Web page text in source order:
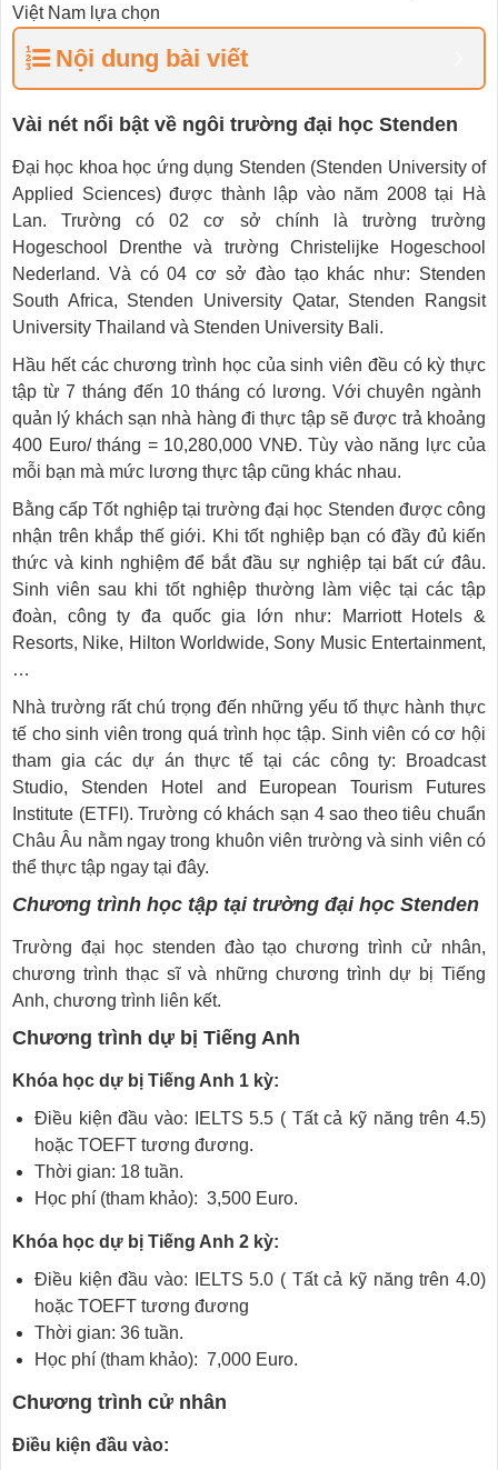
Việt Nam lựa chọn
Nội dung bài viết
Vài nét nổi bật về ngôi trường đại học Stenden
Đại học khoa học ứng dụng Stenden (Stenden University of
Applied Sciences) được thành lập vào năm 2008 tại Hà
Lan. Trường có 02 cơ sở chính là trường trường
Hogeschool Drenthe và trường Christelijke Hogeschool
Nederland. Và có 04 cơ sở đào tạo khác như: Stenden
South Africa, Stenden University Qatar, Stenden Rangsit
University Thailand và Stenden University Bali.
Hầu hết các chương trình học của sinh viên đều có kỳ thực
tập từ 7 tháng đến 10 tháng có lương. Với chuyên ngành
quản lý khách sạn nhà hàng đi thực tập sẽ được trả khoảng
400 Euro/ tháng = 10,280,000 VNĐ. Tùy vào năng lực của
mỗi bạn mà mức lương thực tập cũng khác nhau.
Bằng cấp Tốt nghiệp tại trường đại học Stenden được công
nhận trên khắp thế giới. Khi tốt nghiệp bạn có đầy đủ kiến
thức và kinh nghiệm để bắt đầu sự nghiệp tại bất cứ đâu.
Sinh viên sau khi tốt nghiệp thường làm việc tại các tập
đoàn, công ty đa quốc gia lớn như: Marriott Hotels &
Resorts, Nike, Hilton Worldwide, Sony Music Entertainment,
…
Nhà trường rất chú trọng đến những yếu tố thực hành thực
tế cho sinh viên trong quá trình học tập. Sinh viên có cơ hội
tham gia các dự án thực tế tại các công ty: Broadcast
Studio, Stenden Hotel and European Tourism Futures
Institute (ETFI). Trường có khách sạn 4 sao theo tiêu chuẩn
Châu Âu nằm ngay trong khuôn viên trường và sinh viên có
thể thực tập ngay tại đây.
Chương trình học tập tại trường đại học Stenden
Trường đại học stenden đào tạo chương trình cử nhân,
chương trình thạc sĩ và những chương trình dự bị Tiếng
Anh, chương trình liên kết.
Chương trình dự bị Tiếng Anh
Khóa học dự bị Tiếng Anh 1 kỳ:
Điều kiện đầu vào: IELTS 5.5 ( Tất cả kỹ năng trên 4.5)
hoặc TOEFT tương đương.
Thời gian: 18 tuần.
Học phí (tham khảo): 3,500 Euro.
Khóa học dự bị Tiếng Anh 2 kỳ:
Điều kiện đầu vào: IELTS 5.0 ( Tất cả kỹ năng trên 4.0)
hoặc TOEFT tương đương
Thời gian: 36 tuần.
Học phí (tham khảo): 7,000 Euro.
Chương trình cử nhân
Điều kiện đầu vào: